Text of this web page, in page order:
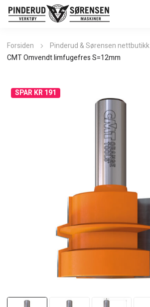
Forsiden Pinderud & Sørensen nettbutikk
CMT Omvendt limfugefres S=12mm
SPAR KR 191